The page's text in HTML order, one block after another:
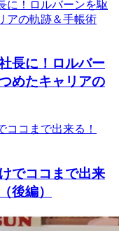
長に！ロルバー
めたキャリアの
でココまで出来
後編）